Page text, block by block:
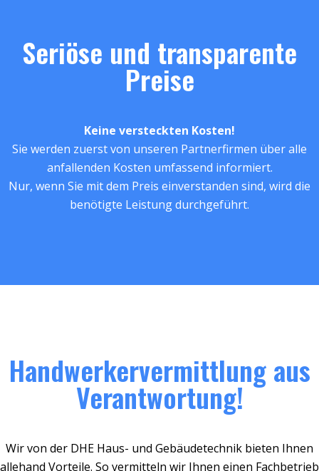
Seriöse und transparente
Preise
Keine versteckten Kosten!
Sie werden zuerst von unseren Partnerfirmen über alle
anfallenden Kosten umfassend informiert.
Nur, wenn Sie mit dem Preis einverstanden sind, wird die
benötigte Leistung durchgeführt.
Handwerkervermittlung aus
Verantwortung!
Wir von der DHE Haus- und Gebäudetechnik bieten Ihnen
allehand Vorteile. So vermitteln wir Ihnen einen Fachbetrieb